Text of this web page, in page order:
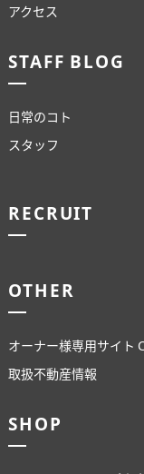
アクセス
STAFF BLOG
日常のコト
スタッフ
RECRUIT
OTHER
オーナー様専用サイト
取扱不動産情報
SHOP